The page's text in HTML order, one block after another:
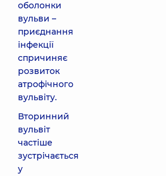
оболонки
вульви –
приєднання
інфекції
спричиняє
розвиток
атрофічного
вульвіту.
Вторинний
вульвіт
частіше
зустрічається
у